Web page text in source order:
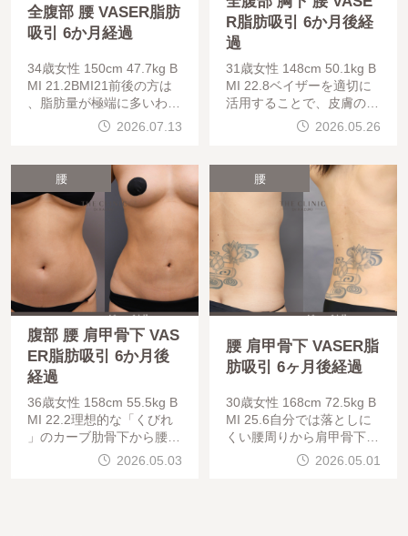
全腹部 腰 VASER脂肪
吸引 6か月経過
34歳女性 150cm 47.7kg B
MI 21.2BMI21前後の方は
、脂肪量が極端に多いわけ
ではないため、腹部脂肪吸
と変化を出しながら、
2026.07.13
R脂肪吸引 6か月後経
過
31歳女性 148cm 50.1kg B
MI 22.8ベイザーを適切に
活用することで、皮膚の引
き締めを図ることが出来ま
によっては、エンブレイス
2026.05.26
腰
腹部 腰 肩甲骨下 VAS
ER脂肪吸引 6か月後
経過
36歳女性 158cm 55.5kg B
MI 22.2理想的な「くびれ
」のカーブ肋骨下から腰に
かけてのラインが劇的に変
化しています。ベイザー脂
2026.05.03
腰
腰 肩甲骨下 VASER脂
肪吸引 6ヶ月後経過
30歳女性 168cm 72.5kg B
MI 25.6自分では落としに
くい腰周りから肩甲骨下に
かけてのベイザー脂肪吸引
を施した症例をご紹介しま
2026.05.01